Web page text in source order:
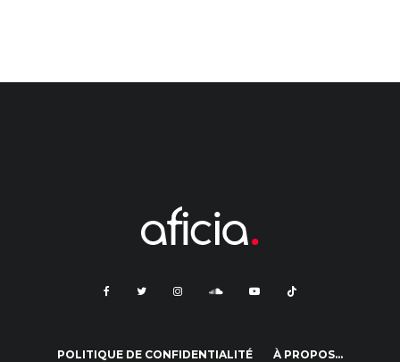
POLITIQUE DE CONFIDENTIALITÉ À PROPOS…